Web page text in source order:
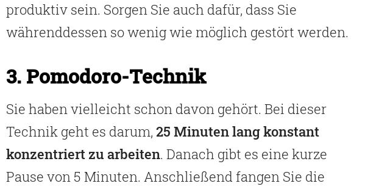
produktiv sein. Sorgen Sie auch dafür, dass Sie
währenddessen so wenig wie möglich gestört werden.
3. Pomodoro-Technik
Sie haben vielleicht schon davon gehört. Bei dieser
Technik geht es darum, 25 Minuten lang konstant
konzentriert zu arbeiten. Danach gibt es eine kurze
Pause von 5 Minuten. Anschließend fangen Sie die